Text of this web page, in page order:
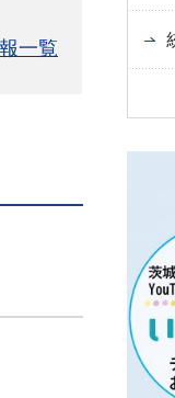
一覧